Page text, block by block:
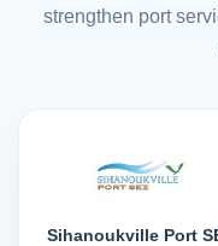
strengthen port
Sihanoukville Port